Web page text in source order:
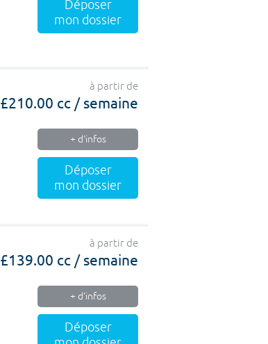
Déposer
mon dossier
à partir de
£210.00 cc / semaine
+ d'infos
Déposer
mon dossier
à partir de
£139.00 cc / semaine
+ d'infos
Déposer